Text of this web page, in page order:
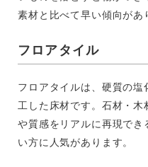
素材と比べて早い傾向があ
フロアタイル
フロアタイルは、硬質の
工した床材です。石材・
や質感をリアルに再現で
い方に人気があります。